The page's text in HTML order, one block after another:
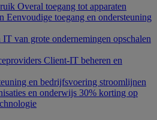
Overal toegang tot apparaten
Eenvoudige toegang en ondersteuning
IT van grote ondernemingen opschalen
Client-IT beheren en
en bedrijfsvoering stroomlijnen
en onderwijs 30% korting op